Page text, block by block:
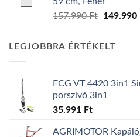
157.990Ft
Original
157.990
149.990
LEGJOBBRA ÉRTÉKELT
ECG VT 4420 3in1
porszívó 3in1
35.991 Ft
AGRIMOTOR